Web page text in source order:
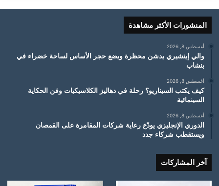
المنشورات الأكثر مشاهدة
أغسطس 8, 2026
والي إينشيري يدشن محظرة ويضع حجر الأساس لساحة خضراء في
بنشاب
أغسطس 8, 2026
كيف يكتب السيناريو؟ رحلة في دهاليز الكلاسيكيات وفن الحكاية
السينمائية
أغسطس 8, 2026
الدوري الإنجليزي يودّع رعاية شركات المقامرة على القمصان
ويستقطب شركاء جدد
آخر المشاركات